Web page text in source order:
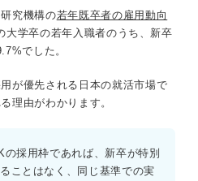
究機構の若年既卒者の雇用動向
大学卒の若年入職者のうち、新卒
でした。
が優先される日本の就活市場で
理由がわかります。
の採用枠であれば、新卒が特別
ことはなく、同じ基準での実